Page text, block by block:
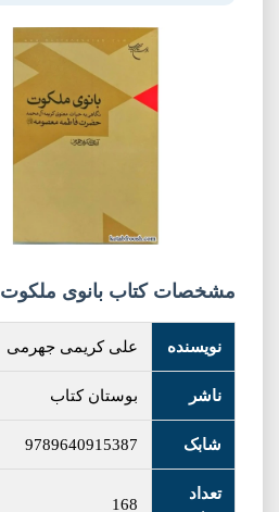
مشخصات کتاب بانوی ملکوت
نویسنده علی کریمی جهرمی
ناشر بوستان کتاب
شابک 9789640915387
تعداد
168